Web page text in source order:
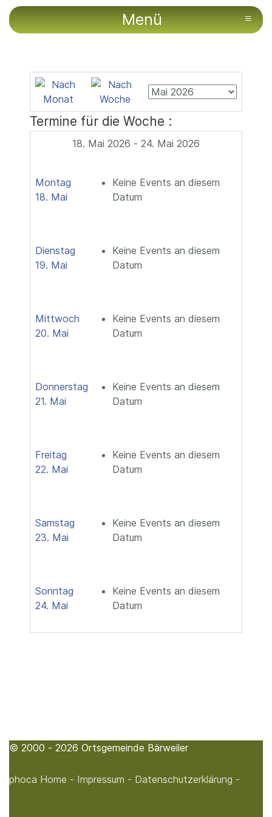
Menü ≡
Termine für die Woche :
18. Mai 2026 - 24. Mai 2026
Montag
18. Mai
Keine Events an diesem
Datum
Dienstag
19. Mai
Keine Events an diesem
Datum
Mittwoch
20. Mai
Keine Events an diesem
Datum
Donnerstag
21. Mai
Keine Events an diesem
Datum
Freitag
22. Mai
Keine Events an diesem
Datum
Samstag
23. Mai
Keine Events an diesem
Datum
Sonntag
24. Mai
Keine Events an diesem
Datum
© 2000 - 2026 Ortsgemeinde Bärweiler
phoca Home - Impressum - Datenschutzerklärung -